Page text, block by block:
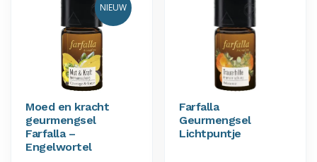
NIEUW
Moed en kracht
geurmengsel
Farfalla –
Engelwortel
Farfalla
Geurmengsel
Lichtpuntje